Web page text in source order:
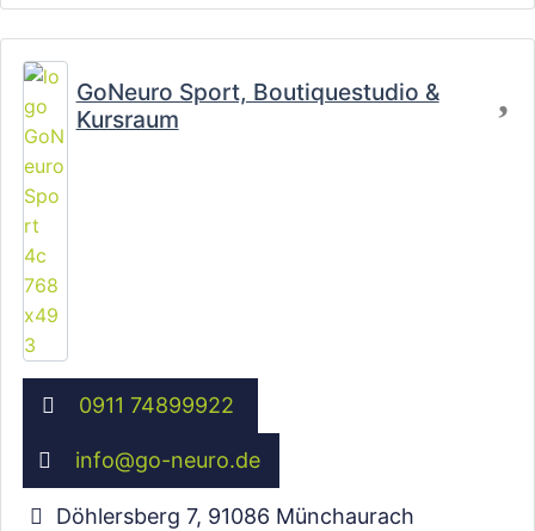
GoNeuro Sport, Boutiquestudio &
Kursraum
0911 74899922
info@go-neuro.de
Döhlersberg 7, 91086 Münchaurach